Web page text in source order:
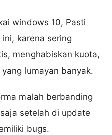
windows 10, Pasti
karena sering
menghabiskan kuota,
lumayan banyak.
malah berbanding
setelah di update
bugs.